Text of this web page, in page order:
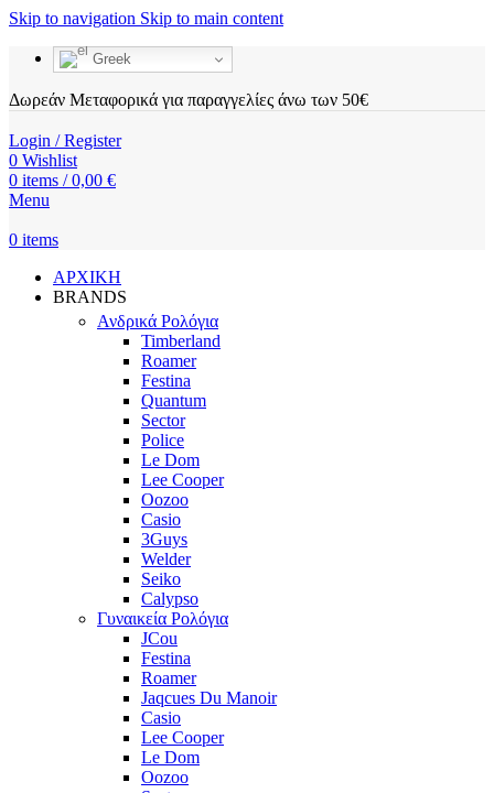
Skip to navigation Skip to main content
Greek
Δωρεάν Μεταφορικά για παραγγελίες άνω των 50€
Login / Register
0 Wishlist
0 items / 0,00 €
Menu
0 items
ΑΡΧΙΚΗ
BRANDS
Ανδρικά Ρολόγια
Timberland
Roamer
Festina
Quantum
Sector
Police
Le Dom
Lee Cooper
Oozoo
Casio
3Guys
Welder
Seiko
Calypso
Γυναικεία Ρολόγια
JCou
Festina
Roamer
Jaqcues Du Manoir
Casio
Lee Cooper
Le Dom
Oozoo